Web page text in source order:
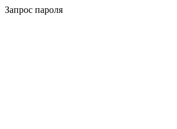
Запрос пароля